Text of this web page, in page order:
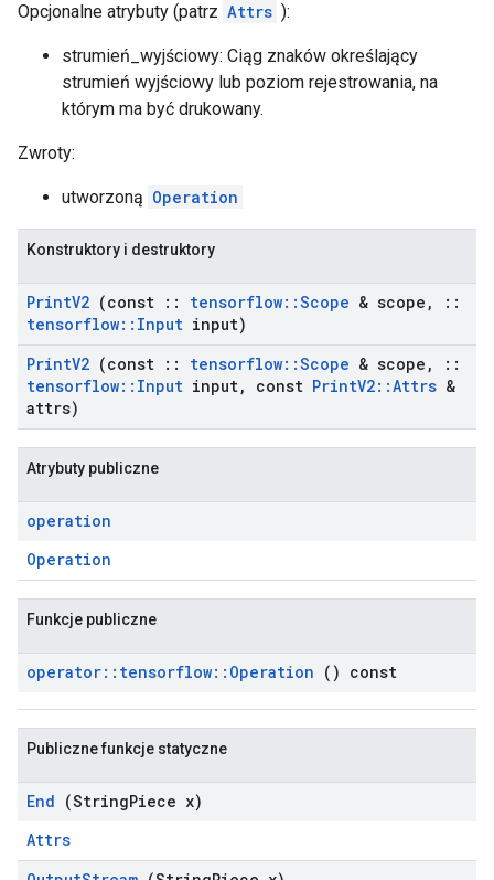
Opcjonalne atrybuty (patrz Attrs ):
strumień_wyjściowy: Ciąg znaków określający
strumień wyjściowy lub poziom rejestrowania, na
którym ma być drukowany.
Zwroty:
utworzoną Operation
Konstruktory i destruktory
PrintV2 (const :: tensorflow::Scope & scope ,
::
tensorflow:: Input input)
PrintV2 (const :: tensorflow::Scope & scope ,
::
tensorflow:: Input input, const PrintV2::Attrs &
attrs)
Atrybuty publiczne
operation
Operation
Funkcje publiczne
operator:: tensorflow:: Operation () const
Publiczne funkcje statyczne
End (StringPiece x)
Attrs